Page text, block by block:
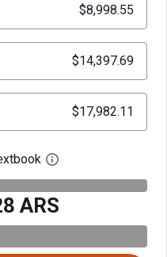
$8,998.55
$14,397.69
$17,982.11
Abre el cuadro de
ARS